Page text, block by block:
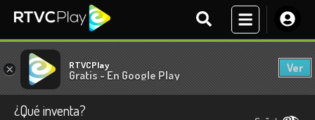
× RTVCPlay
Gratis - En Google Play
Ver
¿Qué inventa?